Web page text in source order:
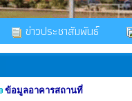
ข่าวประชาสัมพันธ์
ข้อมูลอาคารสถานที่